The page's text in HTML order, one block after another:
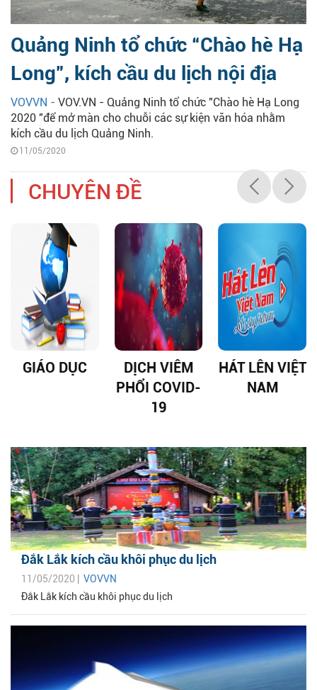
Quảng Ninh tổ chức “Chào hè Hạ
Long”, kích cầu du lịch nội địa
VOVVN - VOV.VN - Quảng Ninh tổ chức "Chào hè Hạ Long
2020 "để mở màn cho chuỗi các sự kiện văn hóa nhằm
kích cầu du lịch Quảng Ninh.
11/05/2020
CHUYÊN ĐỀ
GIÁO DỤC
DỊCH VIÊM
PHỔI COVID-
19
HÁT LÊN VIỆT
NAM
Đắk Lắk kích cầu khôi phục du lịch
11/05/2020 | VOVVN
Đắk Lắk kích cầu khôi phục du lịch